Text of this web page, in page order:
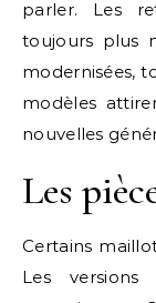
parler. Les
toujours plus
modernisées,
modèles
nouvelles
Les
Certains
Les